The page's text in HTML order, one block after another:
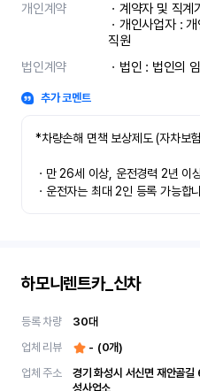
개인계약
ㆍ계약자 및 직계
ㆍ개인사업자 :
직원
법인계약
ㆍ법인 : 법인의
추가 코멘트
*차량손해 면책 보상제도 (자차보
ㆍ만 26세 이상, 운전경력 2년 이
ㆍ운전자는 최대 2인 등록 가능합
하모니렌트카_신차
등록 차량 30대
업체 리뷰
- (0개)
업체 주소
경기 화성시 서신면 재안골길 6-5	 HL홀딩스Flee
성사업소